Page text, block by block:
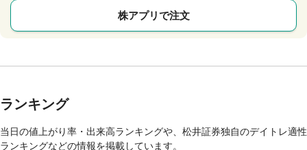
株アプリで注文
ランキング
当日の値上がり率・出来高ランキングや、松井証券独自のデイトレ適性
ランキングなどの情報を掲載しています。